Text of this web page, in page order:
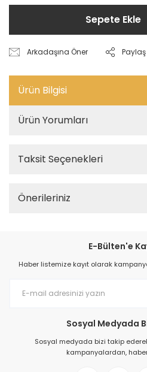
Sepete Ekle
Arkadaşına Öner Paylaş
Ürün Bilgisi
Ürün Yorumları
Taksit Seçenekleri
Önerileriniz
E-Bülten'e
Haber listemize kayıt olarak
Sosyal Medyada
Sosyal medyada bizi takip
kampanyalardan,